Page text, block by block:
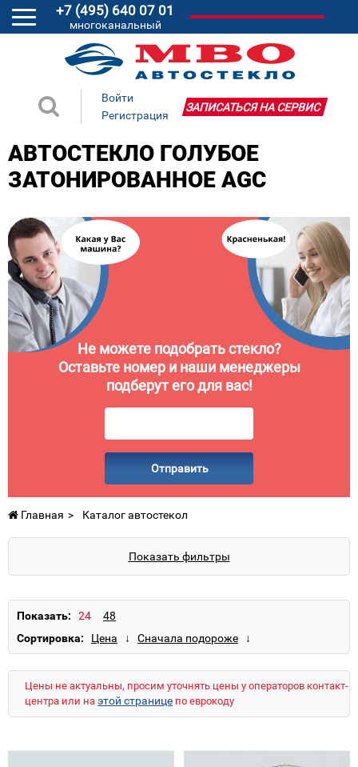
+7 (495) 640 07 01
многоканальный
Войти
Регистрация
ЗАПИСАТЬСЯ НА СЕРВИС
АВТОСТЕКЛО ГОЛУБОЕ
ЗАТОНИРОВАННОЕ AGC
Не можете подобрать стекло?
Оставьте номер и наши менеджеры
подберут его для вас!
Отправить
Главная Каталог автостекол
Показать фильтры
Показать:
Сортировка:
Цены не актуальны, просим уточнять цены у операторов контакт-
центра или на этой странице по еврокоду